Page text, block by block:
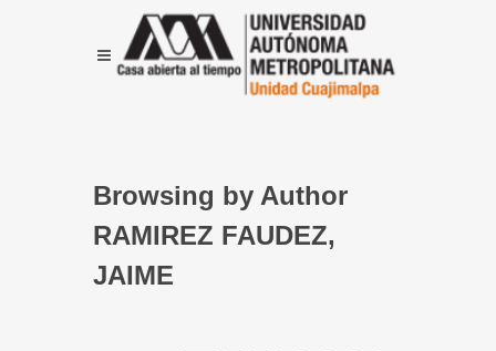
Browsing by Author
RAMIREZ FAUDEZ,
JAIME